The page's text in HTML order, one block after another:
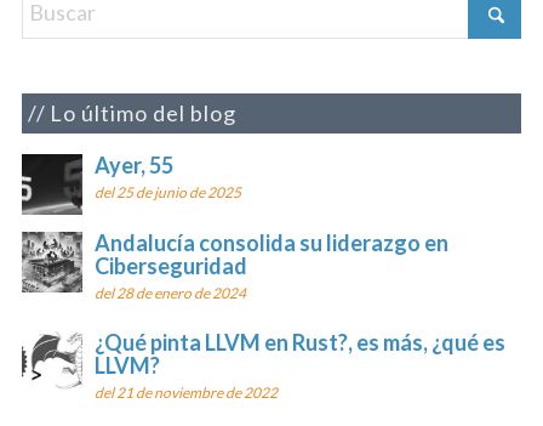
Lo último del blog
Ayer, 55
del 25 de junio de 2025
Andalucía consolida su liderazgo en
Ciberseguridad
del 28 de enero de 2024
¿Qué pinta LLVM en Rust?, es más, ¿qué es
LLVM?
del 21 de noviembre de 2022